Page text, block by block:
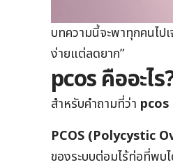
บทความนี้จะพาทุกคนไป
ง่ายแต่ลดยาก”
pcos คืออะไ
สำหรับคำถามที่ว่า pcos
PCOS (Polycystic
ของระบบต่อมไร้ท่อที่พ